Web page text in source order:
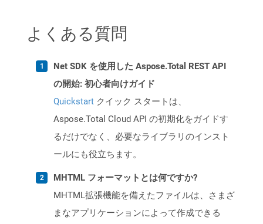
よくある質問
Net SDK を使用した Aspose.Total REST API
の開始: 初心者向けガイド
Quickstart クイック スタートは、
Aspose.Total Cloud API の初期化をガイドす
るだけでなく、必要なライブラリのインスト
ールにも役立ちます。
MHTML フォーマットとは何ですか?
MHTML拡張機能を備えたファイルは、さまざ
まなアプリケーションによって作成できる